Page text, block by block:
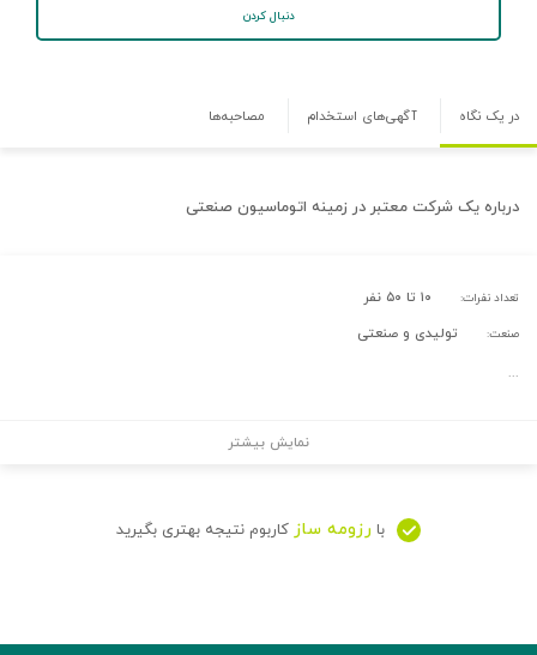
دنبال کردن
در یک نگاه آگهی‌های استخدام مصاحبه‌ها
درباره یک شرکت معتبر در زمینه اتوماسیون صنعتی
تعداد نفرات: ۱۰ تا ۵۰ نفر
صنعت: تولیدی و صنعتی
...
نمایش بیشتر
با رزومه ساز کاربوم نتیجه بهتری بگیرید